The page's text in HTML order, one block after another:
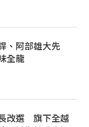
、阿部雄大先
全龍
改選 旗下全越